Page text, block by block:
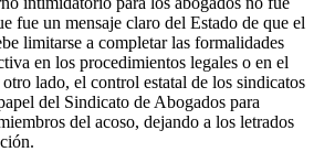
fue un mensaje claro del Estado de que el
limitarse a completar las formalidades
en los procedimientos legales o en el
lado, el control estatal de los sindicatos
del Sindicato de Abogados para
del acoso, dejando a los letrados